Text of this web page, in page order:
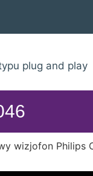
plug and play
wizjofon Philips